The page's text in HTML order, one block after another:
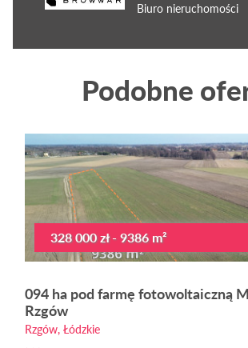
Biuro nieruchomości
Podobne
328 000 zł - 9386 m²
094 ha pod farmę fotowoltaiczną
Rzgów
Rzgów, Łódzkie